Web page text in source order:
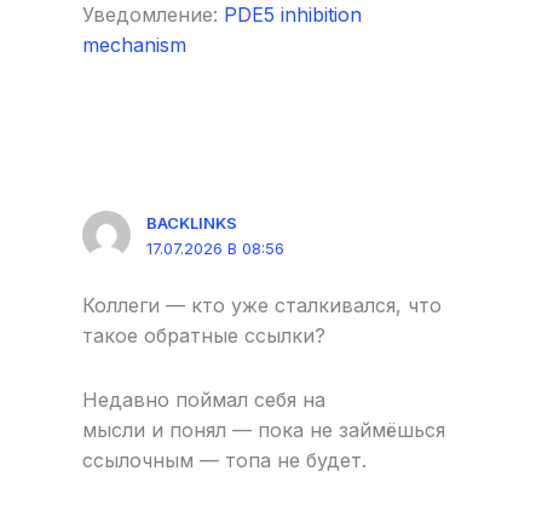
Уведомление: PDE5 inhibition
mechanism
BACKLINKS
17.07.2026 В 08:56
Коллеги — кто уже сталкивался, что
такое обратные ссылки?
Недавно поймал себя на
мысли и понял — пока не займёшься
ссылочным — топа не будет.